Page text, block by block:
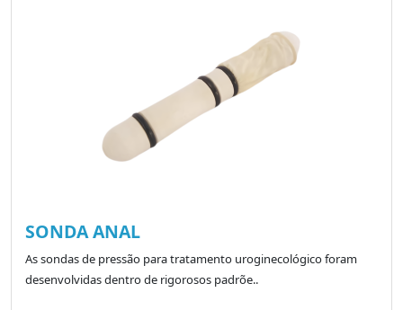
SONDA ANAL
As sondas de pressão para tratamento uroginecológico foram
desenvolvidas dentro de rigorosos padrõe..